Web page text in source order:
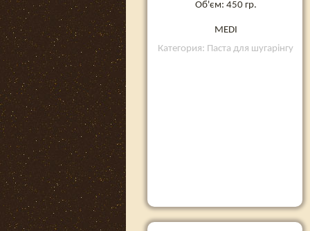
Об'єм: 450 гр.
MEDI
Категория: Паста для шугарінгу